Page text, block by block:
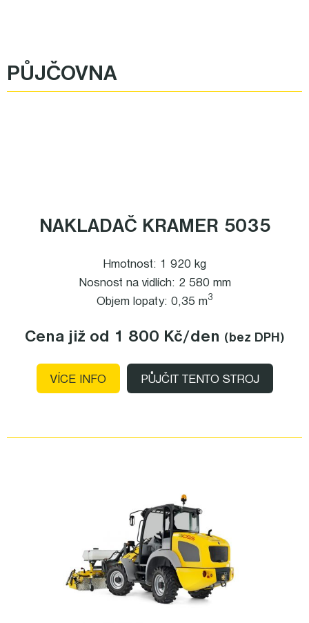
PŮJČOVNA
NAKLADAČ KRAMER 5035
Hmotnost: 1 920 kg
Nosnost na vidlích: 2 580 mm
Objem lopaty: 0,35 m3
Cena již od 1 800 Kč/den (bez DPH)
VÍCE INFO PŮJČIT TENTO STROJ